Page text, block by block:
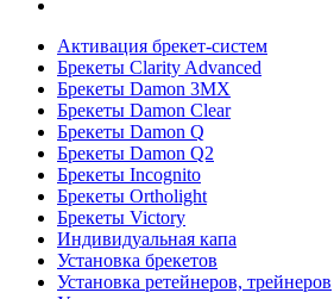
Активация брекет-систем
Брекеты Clarity Advanced
Брекеты Damon 3MX
Брекеты Damon Clear
Брекеты Damon Q
Брекеты Damon Q2
Брекеты Incognito
Брекеты Ortholight
Брекеты Victory
Индивидуальная капа
Установка брекетов
Установка ретейнеров, трейнеров